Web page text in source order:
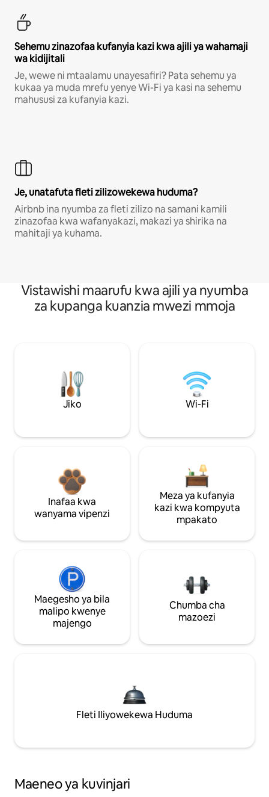
Sehemu zinazofaa kufanyia kazi kwa ajili ya wahamaji
wa kidijitali
Je, wewe ni mtaalamu unayesafiri? Pata sehemu ya
kukaa ya muda mrefu yenye Wi-Fi ya kasi na sehemu
mahususi za kufanyia kazi.
Je, unatafuta fleti zilizowekewa huduma?
Airbnb ina nyumba za fleti zilizo na samani kamili
zinazofaa kwa wafanyakazi, makazi ya shirika na
mahitaji ya kuhama.
Vistawishi maarufu kwa ajili ya nyumba
za kupanga kuanzia mwezi mmoja
Jiko Wi-Fi
Inafaa kwa
wanyama vipenzi
Meza ya kufanyia
kazi kwa kompyuta
mpakato
Maegesho ya bila
malipo kwenye
majengo
Chumba cha
mazoezi
Fleti Iliyowekewa Huduma
Maeneo ya kuvinjari